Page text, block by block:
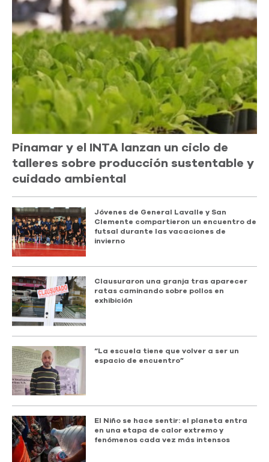
Pinamar y el INTA lanzan un ciclo de
talleres sobre producción sustentable y
cuidado ambiental
Jóvenes de General Lavalle y San
Clemente compartieron un encuentro de
futsal durante las vacaciones de
invierno
Clausuraron una granja tras aparecer
ratas caminando sobre pollos en
exhibición
“La escuela tiene que volver a ser un
espacio de encuentro”
El Niño se hace sentir: el planeta entra
en una etapa de calor extremo y
fenómenos cada vez más intensos